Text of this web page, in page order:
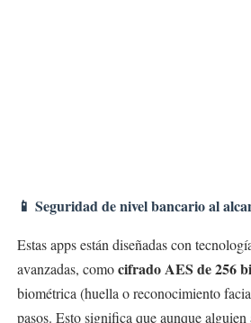
📱 Seguridad de nivel bancario al
Estas apps están diseñadas con
avanzadas, comocifrado AES de 256
biométrica (huella o reconocimiento
pasos. Esto significa que aunque alguien